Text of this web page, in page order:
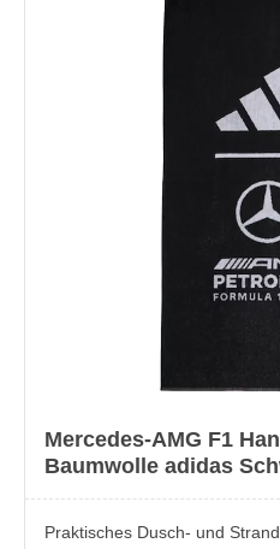
Mercedes-AMG F1
Baumwolle adidas
Praktisches Dusch- und